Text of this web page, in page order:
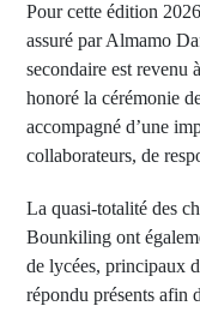
Pour cette édition
assuré par Almamo
secondaire est revenu
honoré la cérémonie
accompagné d’une
collaborateurs, de
La quasi-totalité des
Bounkiling ont
de lycées, principaux
répondu présents afin